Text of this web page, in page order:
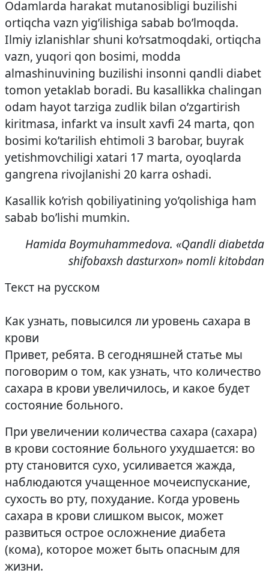
Odamlarda harakat mutanosibligi buzilishi
ortiqcha vazn yig’ilishiga sabab bo’lmoqda.
Ilmiy izlanishlar shuni ko’rsatmoqdaki, ortiqcha
vazn, yuqori qon bosimi, modda
almashinuvining buzilishi insonni qandli diabet
tomon yetaklab boradi. Bu kasallikka chalingan
odam hayot tarziga zudlik bilan o’zgartirish
kiritmasa, infarkt va insult xavfi 24 marta, qon
bosimi ko’tarilish ehtimoli 3 barobar, buyrak
yetishmovchiligi xatari 17 marta, oyoqlarda
gangrena rivojlanishi 20 karra oshadi.
Kasallik ko’rish qobiliyatining yo’qolishiga ham
sabab bo’lishi mumkin.
Hamida Boymuhammedova. «Qandli diabetda
shifobaxsh dasturxon» nomli kitobdan
Текст на русском
Как узнать, повысился ли уровень сахара в
крови
Привет, ребята. В сегодняшней статье мы
поговорим о том, как узнать, что количество
сахара в крови увеличилось, и какое будет
состояние больного.
При увеличении количества сахара (сахара)
в крови состояние больного ухудшается: во
рту становится сухо, усиливается жажда,
наблюдаются учащенное мочеиспускание,
сухость во рту, похудание. Когда уровень
сахара в крови слишком высок, может
развиться острое осложнение диабета
(кома), которое может быть опасным для
жизни.